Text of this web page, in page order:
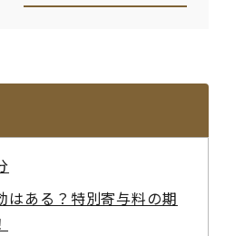
はある？特別寄与料の期